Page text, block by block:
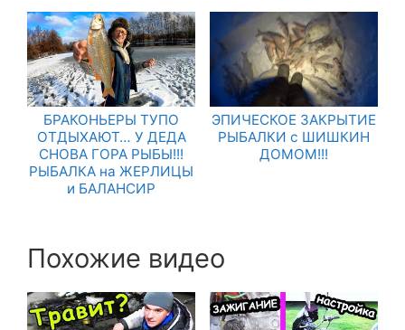
БРАКОНЬЕРЫ ТУПО
ОТДЫХАЮТ… У ДЕДА
СНОВА ГОРА РЫБЫ!!!
РЫБАЛКА на ЖЕРЛИЦЫ
и БАЛАНСИР
ЭПИЧЕСКОЕ ЗАКРЫТИЕ
РЫБАЛКИ с ШИШКИН
ДОМОМ!!!
Похожие видео